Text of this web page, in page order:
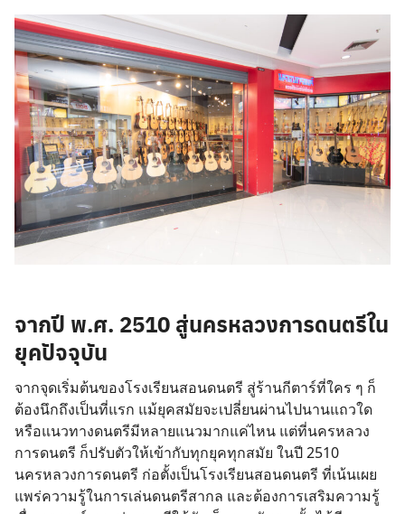
จากปี พ.ศ. 2510 สู่นครหลวงการดนตรีใน
ยุคปัจจุบัน
จากจุดเริ่มต้นของโรงเรียนสอนดนตรี สู่ร้านกีตาร์ที่ใคร ๆ ก็
ต้องนึกถึงเป็นที่แรก แม้ยุคสมัยจะเปลี่ยนผ่านไปนานแถวใด
หรือแนวทางดนตรีมีหลายแนวมากแค่ไหน แต่ที่นครหลวง
การดนตรี ก็ปรับตัวให้เข้ากับทุกยุคทุกสมัย ในปี 2510
นครหลวงการดนตรี ก่อตั้งเป็นโรงเรียนสอนดนตรี ที่เน้นเผย
แพร่ความรู้ในการเล่นดนตรีสากล และต้องการเสริมความรู้